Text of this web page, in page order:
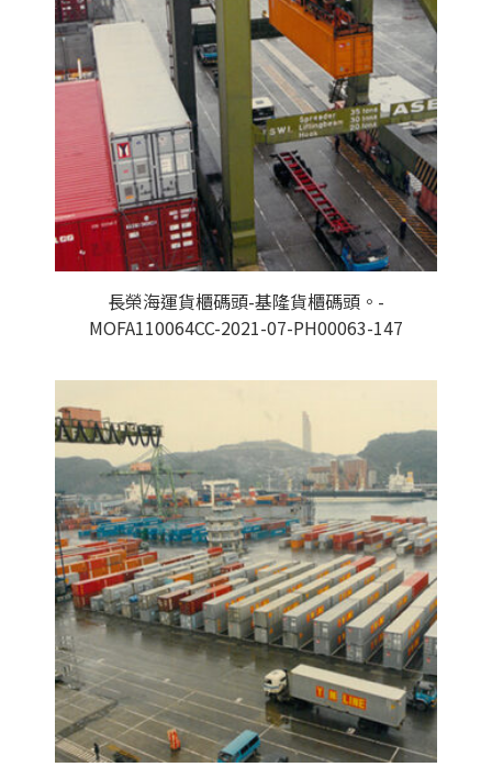
長榮海運貨櫃碼頭-基隆貨櫃碼頭。-
MOFA110064CC-2021-07-PH00063-147